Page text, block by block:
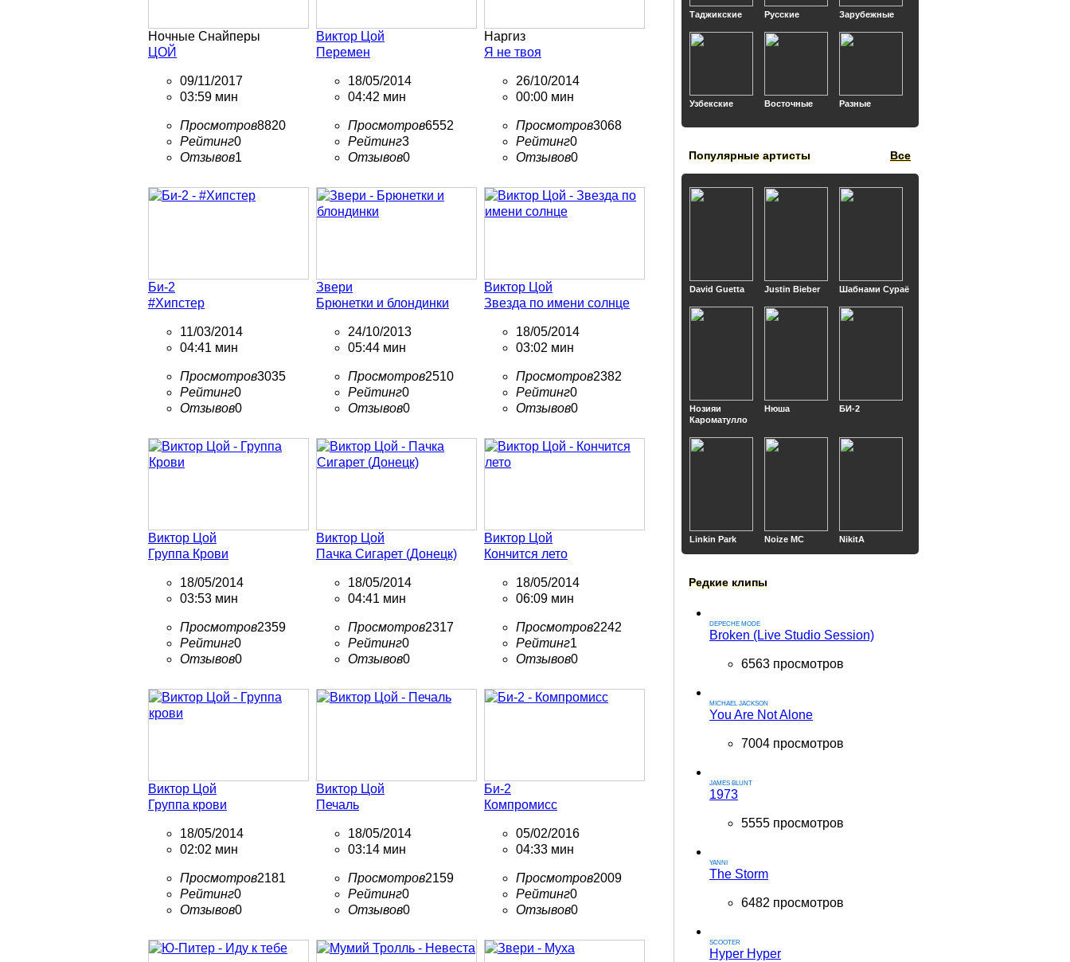
Ночные Снайперы
ЦОЙ
09/11/2017
03:59 мин
Просмотров8820
Рейтинг0
Отзывов1
Виктор Цой
Перемен
18/05/2014
04:42 мин
Просмотров6552
Рейтинг3
Отзывов0
Наргиз
Я не твоя
26/10/2014
00:00 мин
Просмотров3068
Рейтинг0
Отзывов0
Би-2
#Хипстер
11/03/2014
04:41 мин
Просмотров3035
Рейтинг0
Отзывов0
Звери
Брюнетки и блондинки
24/10/2013
05:44 мин
Просмотров2510
Рейтинг0
Отзывов0
Виктор Цой
Звезда по имени солнце
18/05/2014
03:02 мин
Просмотров2382
Рейтинг0
Отзывов0
Виктор Цой
Группа Крови
18/05/2014
03:53 мин
Просмотров2359
Рейтинг0
Отзывов0
Виктор Цой
Пачка Сигарет (Донецк)
18/05/2014
04:41 мин
Просмотров2317
Рейтинг0
Отзывов0
Виктор Цой
Кончится лето
18/05/2014
06:09 мин
Просмотров2242
Рейтинг1
Отзывов0
Виктор Цой
Группа крови
18/05/2014
02:02 мин
Просмотров2181
Рейтинг0
Отзывов0
Виктор Цой
Печаль
18/05/2014
03:14 мин
Просмотров2159
Рейтинг0
Отзывов0
Би-2
Компромисс
05/02/2016
04:33 мин
Просмотров2009
Рейтинг0
Отзывов0
Таджикские Русские Зарубежные
Узбекские Восточные Разные
Популярные артисты Все
David Guetta Justin Bieber Шабнами Сураё
Нозияи
Кароматулло
Нюша БИ-2
Linkin Park Noize MC NikitA
Редкие клипы
DEPECHE MODE
Broken (Live Studio Session)
6563 просмотров
MICHAEL JACKSON
You Are Not Alone
7004 просмотров
JAMES BLUNT
1973
5555 просмотров
YANNI
The Storm
6482 просмотров
SCOOTER
Hyper Hyper